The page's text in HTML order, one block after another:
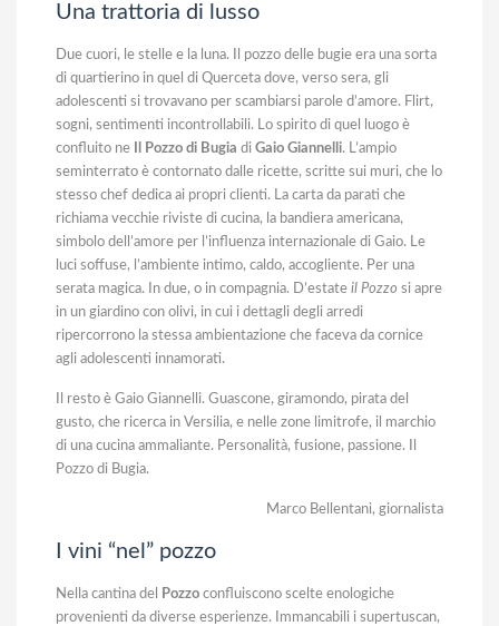
Una trattoria di lusso
Due cuori, le stelle e la luna. Il pozzo delle bugie era una sorta
di quartierino in quel di Querceta dove, verso sera, gli
adolescenti si trovavano per scambiarsi parole d’amore. Flirt,
sogni, sentimenti incontrollabili. Lo spirito di quel luogo è
confluito ne
Il Pozzo di Bugia di Gaio Giannelli. L’ampio
seminterrato è contornato dalle ricette, scritte sui muri, che lo
stesso chef dedica ai propri clienti. La carta da parati che
richiama vecchie riviste di cucina, la bandiera americana,
simbolo dell’amore per l’influenza internazionale di Gaio. Le
luci soffuse, l’ambiente intimo, caldo, accogliente. Per una
serata magica. In due, o in compagnia. D’estate il Pozzo si apre
in un giardino con olivi, in cui i dettagli degli arredi
ripercorrono la stessa ambientazione che faceva da cornice
agli adolescenti innamorati.
Il resto è Gaio Giannelli. Guascone, giramondo, pirata del
gusto, che ricerca in Versilia, e nelle zone limitrofe, il marchio
di una cucina ammaliante. Personalità, fusione, passione. Il
Pozzo di Bugia.
Marco Bellentani, giornalista
I vini “nel” pozzo
Nella cantina del Pozzo confluiscono scelte enologiche
provenienti da diverse esperienze. Immancabili i supertuscan,